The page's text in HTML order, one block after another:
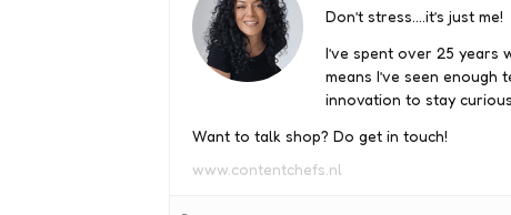
Don’t stress….it’s just me!
I’ve spent over 25 years
means I’ve seen
innovation to stay
Want to talk shop? Do get in touch!
www.contentchefs.nl